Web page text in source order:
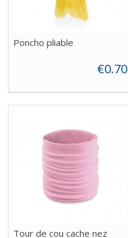
Poncho pliable
€0.70
Tour de cou cache nez